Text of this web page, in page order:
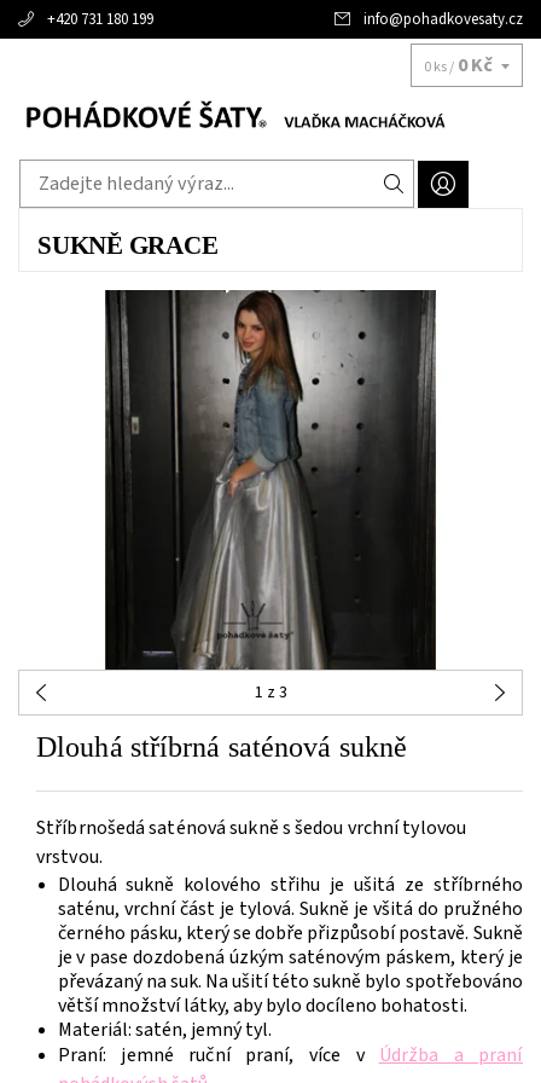
+420 731 180 199 info@pohadkovesaty.cz
0 ks / 0 Kč
SUKNĚ GRACE
1 z 3
Dlouhá stříbrná saténová sukně
Stříbrnošedá saténová sukně s šedou vrchní tylovou
vrstvou.
Dlouhá sukně kolového střihu je ušitá ze stříbrného
saténu, vrchní část je tylová. Sukně je všitá do pružného
černého pásku, který se dobře přizpůsobí postavě. Sukně
je v pase dozdobená úzkým saténovým páskem, který je
převázaný na suk. Na ušití této sukně bylo spotřebováno
větší množství látky, aby bylo docíleno bohatosti.
Materiál: satén, jemný tyl.
Praní: jemné ruční praní, více v Údržba a praní